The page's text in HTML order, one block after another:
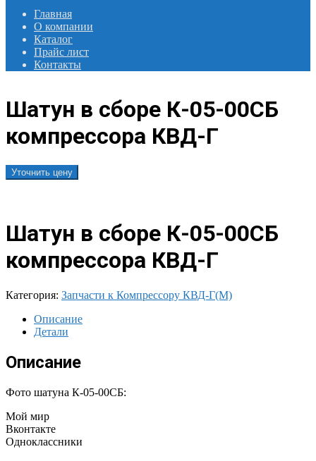
Главная
О компании
Каталог
Прайс лист
Контакты
Шатун в сборе К-05-00СБ
компрессора КВД-Г
Уточнить цену
Шатун в сборе К-05-00СБ
компрессора КВД-Г
Категория: Запчасти к Компрессору КВД-Г(М)
Описание
Детали
Описание
Фото шатуна К-05-00СБ:
Мой мир
Вконтакте
Одноклассники